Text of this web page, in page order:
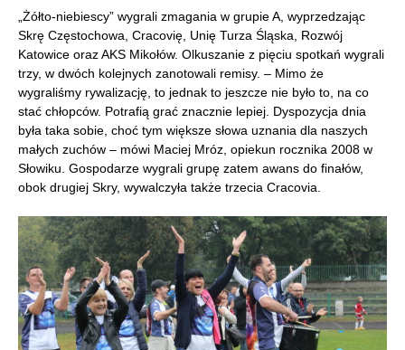
„Żółto-niebiescy” wygrali zmagania w grupie A, wyprzedzając
Skrę Częstochowa, Cracovię, Unię Turza Śląska, Rozwój
Katowice oraz AKS Mikołów. Olkuszanie z pięciu spotkań wygrali
trzy, w dwóch kolejnych zanotowali remisy. – Mimo że
wygraliśmy rywalizację, to jednak to jeszcze nie było to, na co
stać chłopców. Potrafią grać znacznie lepiej. Dyspozycja dnia
była taka sobie, choć tym większe słowa uznania dla naszych
małych zuchów – mówi Maciej Mróz, opiekun rocznika 2008 w
Słowiku. Gospodarze wygrali grupę zatem awans do finałów,
obok drugiej Skry, wywalczyła także trzecia Cracovia.